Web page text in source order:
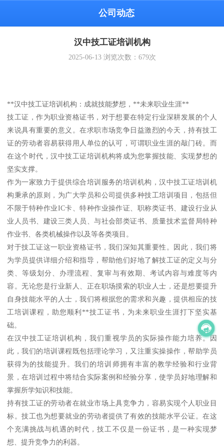
公司动态
汉中技工证培训机构
2025-06-13浏览次数： 679次
**汉中技工证培训机构：成就技能梦想，**未来职业生涯**
技工证，作为职业资格证书，对于想要在特定行业深耕发展的个人
来说具有重要的意义。在求职市场竞争日益激烈的今天，持有技工
证的劳动者容易获得用人单位的认可，可谓职业生涯的敲门砖。而
在这个时代，汉中技工证培训机构将成为您掌握技能、实现梦想的
坚实支撑。
作为一家致力于提供综合培训服务的培训机构，汉中技工证培训机
构秉承的原则，为广大学员和公司提供多种技工培训项目，包括但
不限于特种作业IC卡、特种作业操作证、职称类证书、建设行业从
业人员书、建设三类人员、与社会部类证书、质量技术监督局特种
作业书、各类机械操作以及等各类项目。
对于技工证这一职业资格证书，我们深知其重要性。因此，我们将
为学员提供详细介绍和指导，帮助他们好地了解技工证的定义与分
类、等级划分、办理流程、复审与有效期、考试内容与难度等内
容。无论您是行业新人、正在职场摸索的职业人士，还是想要提升
自身技能水平的人士，我们将根据您的需求和兴趣，提供相应的技
工培训课程，助您顺利**技工证书，为未来职业生涯打下坚实基
础。
在汉中技工证培训机构，我们重视学员的实际操作能力培养。因
此，我们的培训课程既包括理论学习，又注重实操操作，帮助学员
获得为的技能提升。我们的培训师拥有丰富的教学经验和行业背
景，在培训过程中将结合实际案例和经验分享，使学员好地理解和
掌握所学知识和技能。
持有技工证的劳动者在就业市场上具竞争力，容易实现个人职业目
标。技工也为想要就业的劳动者提供了有效的技能水平公证。在这
个充满挑战与机遇的时代，技工不仅是一份证书，是一种实现梦
想、提升竞争力的利器。